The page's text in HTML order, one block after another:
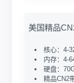
美国精品
核心：4-
内存：4-
硬盘：
精品CN2